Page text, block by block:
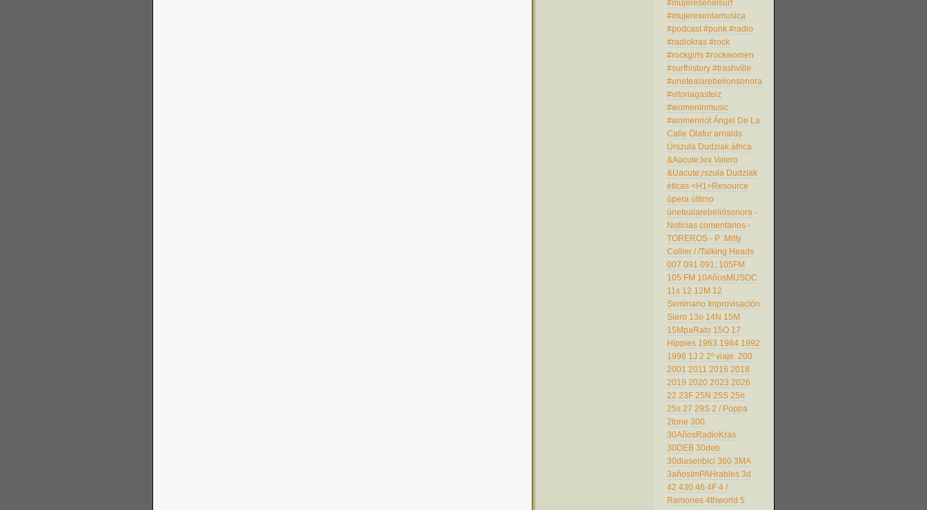
#mujeresenelsurf
#mujeresenlamusica
#podcast #punk #radio
#radiokras #rock
#rockgirls #rockwomen
#surfhistory #trashville
#unetealarebelionsonora
#vitoriagasteiz
#womeninmusic
#womenriot Ángel De La
Calle Ölafur arnalds
Úrszula Dudziak áfrica
&Aacute;lex Valero
&Uacute;rszula Dudziak
éticas <H1>Resource
ópera último
únetealarebeliósonora -
Noticias comentarios -
TOREROS - P .Mitty
Collier / /Talking Heads
007 091 091; 105FM
105 FM 10AñosMUSOC
11s 12 12M 12
Seminario Improvisación
Siero 13o 14N 15M
15MpaRato 15O 17
Hippies 1963 1984 1992
1996 1J 2 2º viaje. 200
2001 2011 2016 2018
2019 2020 2023 2026
22 23F 25N 25S 25n
25s 27 29S 2 / Poppa
2tone 300
30AñosRadioKras
30DEB 30deb
30diasenbici 360 3MA
3añosImPAHrables 3d
42 430 46 4F 4 /
Ramones 4thworld 5